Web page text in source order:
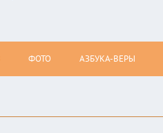
ФОТО АЗБУКА-ВЕРЫ